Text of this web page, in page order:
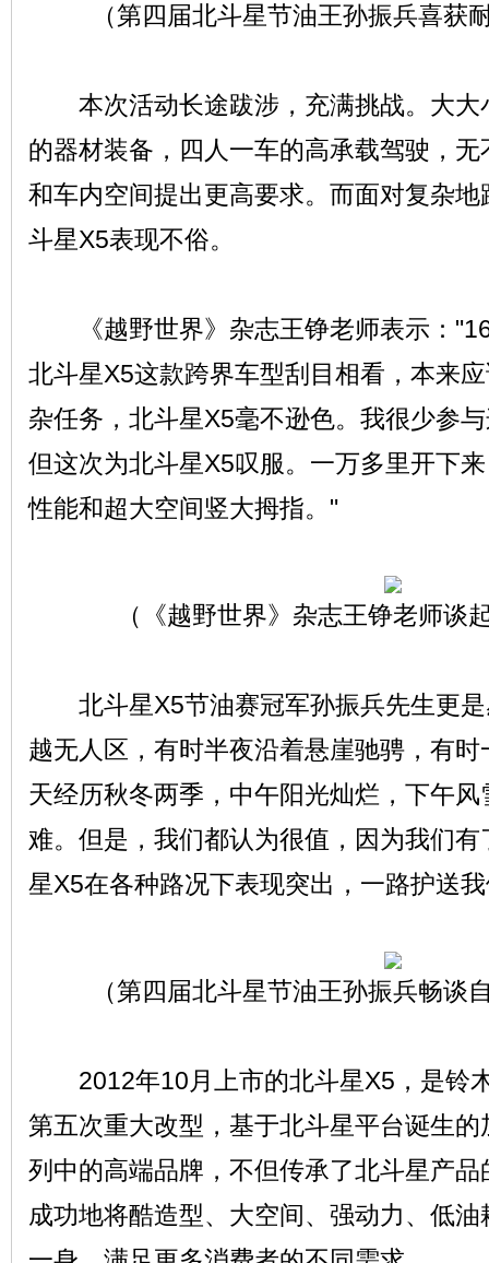
（第四届北斗星节油王孙振兵喜获
本次活动长途跋涉，充满挑战。大大
的器材装备，四人一车的高承载驾驶，
和车内空间提出更高要求。而面对复杂
斗星X5表现不俗。
《越野世界》杂志王铮老师表示：
北斗星X5这款跨界车型刮目相看，本来
杂任务，北斗星X5毫不逊色。我很少参
但这次为北斗星X5叹服。一万多里开下
性能和超大空间竖大拇指。"
（《越野世界》杂志王铮老师谈
北斗星X5节油赛冠军孙振兵先生更是
越无人区，有时半夜沿着悬崖驰骋，有
天经历秋冬两季，中午阳光灿烂，下午
难。但是，我们都认为很值，因为我们
星X5在各种路况下表现突出，一路护送
（第四届北斗星节油王孙振兵畅谈
2012年10月上市的北斗星X5，是铃
第五次重大改型，基于北斗星平台诞生
列中的高端品牌，不但传承了北斗星产
成功地将酷造型、大空间、强动力、低